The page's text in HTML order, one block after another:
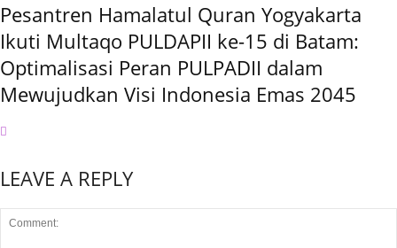
Pesantren Hamalatul Quran Yogyakarta
Ikuti Multaqo PULDAPII ke-15 di Batam:
Optimalisasi Peran PULPADII dalam
Mewujudkan Visi Indonesia Emas 2045
LEAVE A REPLY